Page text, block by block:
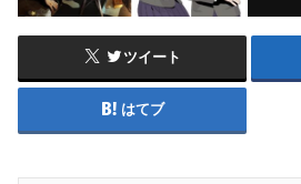
ツイート
はてブ